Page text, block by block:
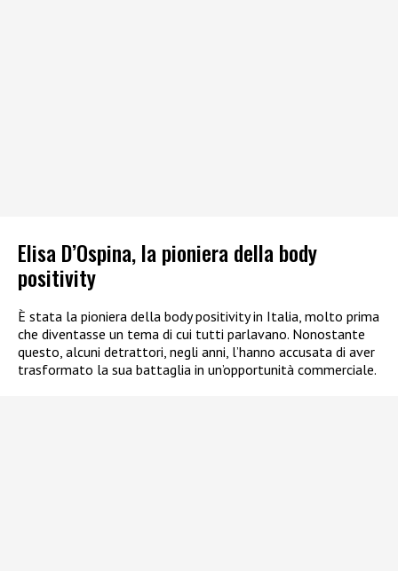
Elisa D’Ospina, la pioniera della body
positivity
È stata la pioniera della body positivity in Italia, molto prima
che diventasse un tema di cui tutti parlavano. Nonostante
questo, alcuni detrattori, negli anni, l’hanno accusata di aver
trasformato la sua battaglia in un’opportunità commerciale.